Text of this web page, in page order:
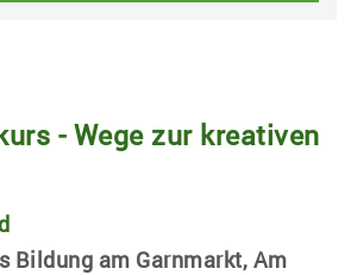
- Wege zur kreativen
Bildung am Garnmarkt, Am